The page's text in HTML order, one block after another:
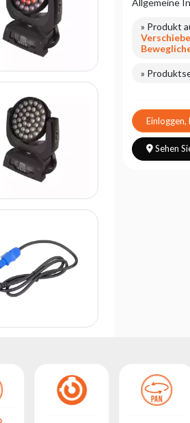
» Produkt
»
Einloggen,
Sehen